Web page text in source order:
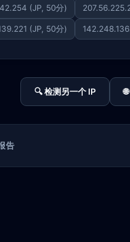
(JP, 50分)
(JP, 50分)
🔍 检测另一个 IP
告